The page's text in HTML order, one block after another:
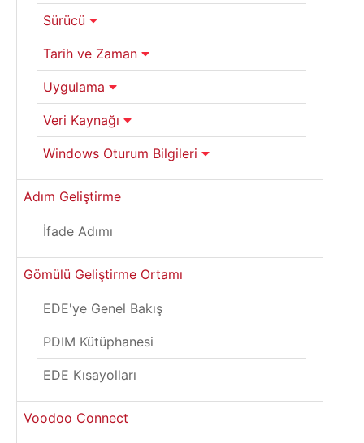
Sürücü
Tarih ve Zaman
Uygulama
Veri Kaynağı
Windows Oturum Bilgileri
Adım Geliştirme
İfade Adımı
Gömülü Geliştirme Ortamı
EDE'ye Genel Bakış
PDIM Kütüphanesi
EDE Kısayolları
Voodoo Connect